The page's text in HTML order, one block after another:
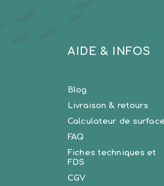
AIDE & INFOS
Blog
Livraison & retours
Calculateur de surface
FAQ
Fiches techniques et
FDS
CGV